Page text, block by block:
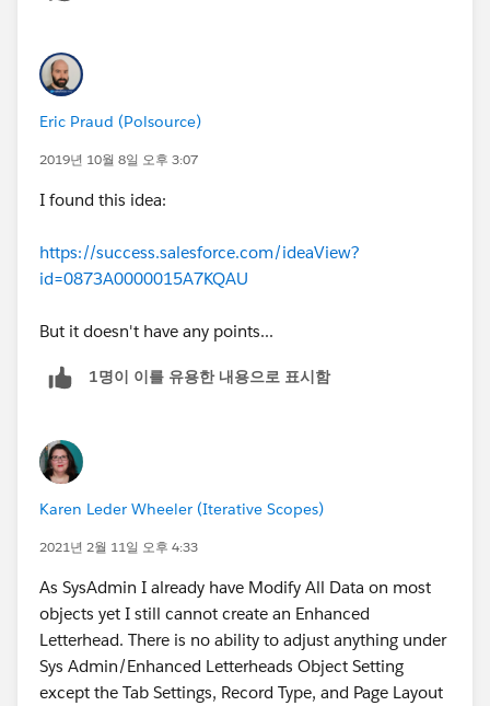
Eric Praud (Polsource)
2019년 10월 8일 오후 3:07
I found this idea:
https://success.salesforce.com/ideaView?
id=0873A0000015A7KQAU
But it doesn't have any points...
1명이 이를 유용한 내용으로 표시함
Karen Leder Wheeler (Iterative Scopes)
2021년 2월 11일 오후 4:33
As SysAdmin I already have Modify All Data on most
objects yet I still cannot create an Enhanced
Letterhead. There is no ability to adjust anything under
Sys Admin/Enhanced Letterheads Object Setting
except the Tab Settings, Record Type, and Page Layout